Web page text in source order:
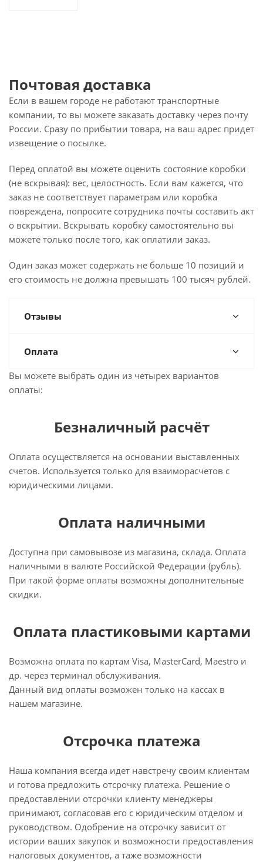
Почтовая доставка
Если в вашем городе не работают транспортные
компании, то вы можете заказать доставку через почту
России. Сразу по прибытии товара, на ваш адрес придет
извещение о посылке.
Перед оплатой вы можете оценить состояние коробки
(не вскрывая): вес, целостность. Если вам кажется, что
заказ не соответствует параметрам или коробка
повреждена, попросите сотрудника почты составить акт
о вскрытии. Вскрывать коробку самостоятельно вы
можете только после того, как оплатили заказ.
Один заказ может содержать не больше 10 позиций и
его стоимость не должна превышать 100 тысяч рублей.
Отзывы
Оплата
Вы можете выбрать один из четырех вариантов
оплаты:
Безналичный расчёт
Оплата осуществляется на основании выставленных
счетов. Используется только для взаиморасчетов с
юридическими лицами.
Оплата наличными
Доступна при самовывозе из магазина, склада. Оплата
наличными в валюте Российской Федерации (рубль).
При такой форме оплаты возможны дополнительные
скидки.
Оплата пластиковыми картами
Возможна оплата по картам Visa, MasterCard, Maestro и
др. через терминал обслуживания.
Данный вид оплаты возможен только на кассах в
нашем магазине.
Отсрочка платежа
Наша компания всегда идет навстречу своим клиентам
и готова предложить отсрочку платежа. Решение о
предоставлении отсрочки клиенту менеджеры
принимают, согласовав его с юридическим отделом и
руководством. Одобрение на отсрочку зависит от
истории ваших закупок и возможности предоставления
налоговых документов, а таже возможности